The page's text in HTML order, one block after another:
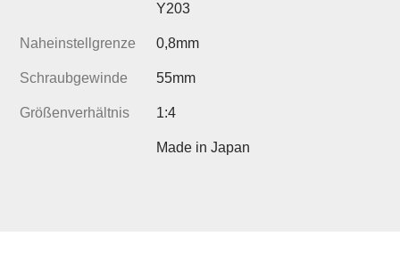
Y203
Naheinstellgrenze 0,8mm
Schraubgewinde 55mm
Größenverhältnis 1:4
Made in Japan